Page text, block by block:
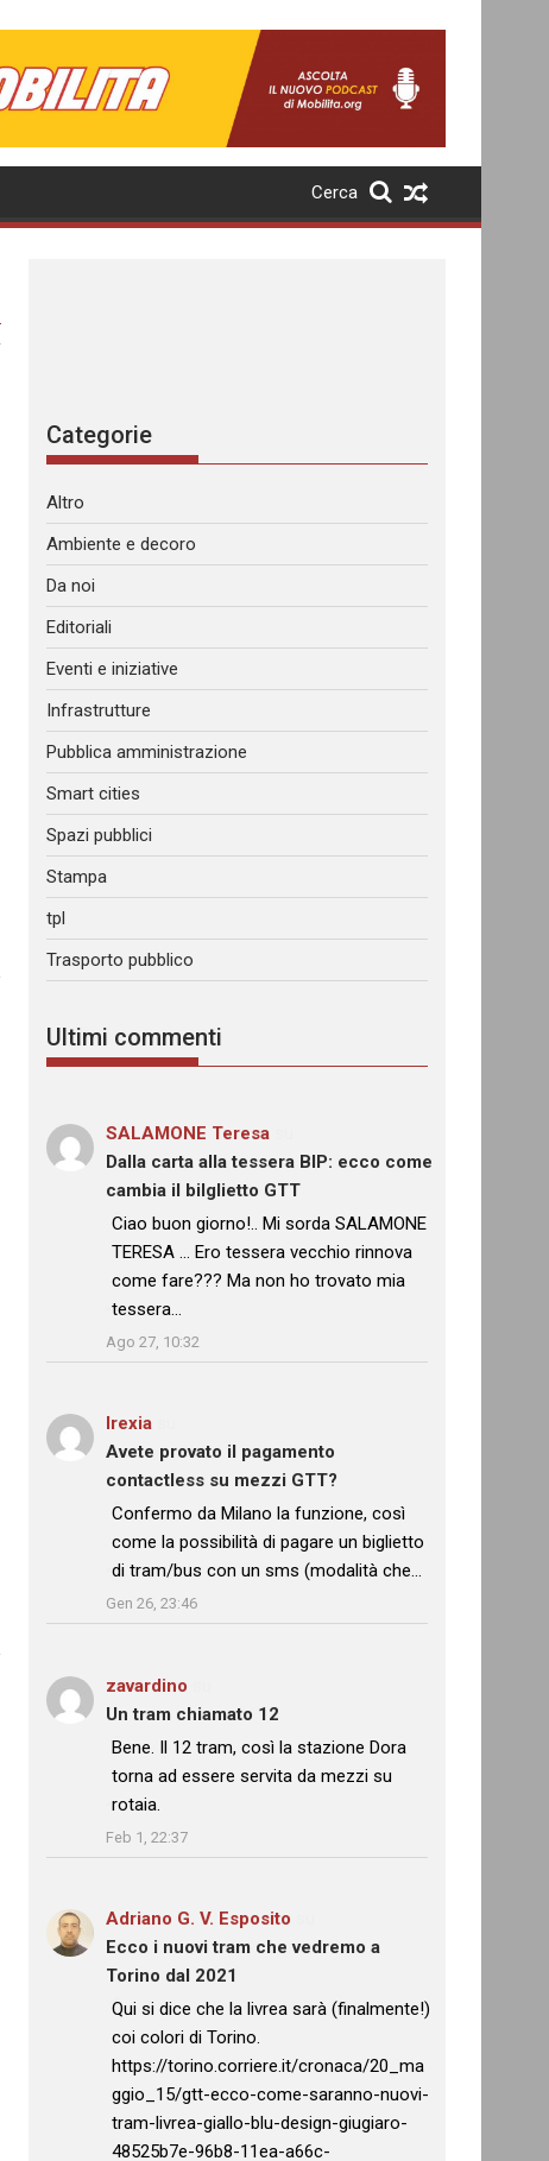
Cerca
Categorie
Altro
Ambiente e decoro
Da noi
Editoriali
Eventi e iniziative
Infrastrutture
Pubblica amministrazione
Smart cities
Spazi pubblici
Stampa
tpl
Trasporto pubblico
Ultimi commenti
SALAMONE Teresa
Dalla carta alla tessera BIP: ecco come
cambia il bilglietto GTT
: “
Ciao buon giorno!.. Mi sorda SALAMONE
TERESA … Ero tessera vecchio rinnova
come fare??? Ma non ho trovato mia
tessera…
Ago 27, 10:32
Irexia
Avete provato il pagamento
contactless su mezzi GTT?
: “
Confermo da Milano la funzione, così
come la possibilità di pagare un biglietto
di tram/bus con un sms (modalità che…
Gen 26, 23:46
zavardino
Un tram chiamato 12
: “
Bene. Il 12 tram, così la stazione Dora
torna ad essere servita da mezzi su
rotaia.
Feb 1, 22:37
Adriano G. V. Esposito
Ecco i nuovi tram che vedremo a
Torino dal 2021
: “
Qui si dice che la livrea sarà (finalmente!)
coi colori di Torino.
https://torino.corriere.it/cronaca/20_ma
ggio_15/gtt-ecco-come-saranno-nuovi-
tram-livrea-giallo-blu-design-giugiaro-
48525b7e-96b8-11ea-a66c-